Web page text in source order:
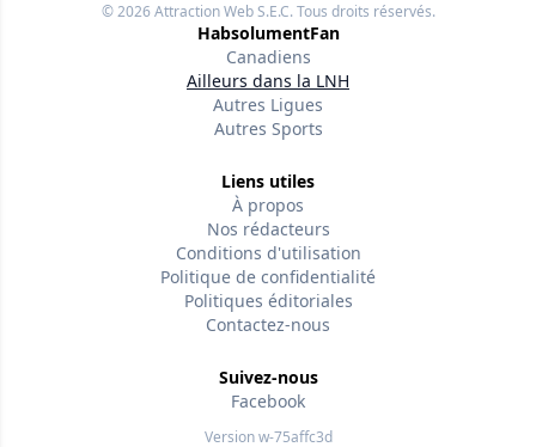
© 2026Attraction Web S.E.C.Tous droits réservés.
HabsolumentFan
Canadiens
Ailleurs dans la LNH
Autres Ligues
Autres Sports
Liens utiles
À propos
Nos rédacteurs
Conditions d'utilisation
Politique de confidentialité
Politiques éditoriales
Contactez-nous
Suivez-nous
Facebook
Version w-75affc3d